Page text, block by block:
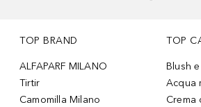
TOP BRAND
ALFAPARF MILANO
Tirtir
Camomilla Milano
TOP
Blush e
Acqua
Crema